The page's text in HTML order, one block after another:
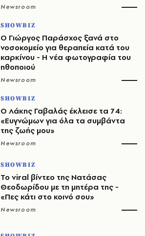
Newsroom
SHOWBIZ
O Γιώργος Παράσχος ξανά στο
νοσοκομείο για θεραπεία κατά του
καρκίνου - Η νέα φωτογραφία του
ηθοποιού
Newsroom
SHOWBIZ
O Λάκης Γαβαλάς έκλεισε τα 74:
«Ευγνώμων για όλα τα συμβάντα
της ζωής μου»
Newsroom
SHOWBIZ
Το viral βίντεο της Νατάσας
Θεοδωρίδου με τη μητέρα της -
«Πες κάτι στο κοινό σου»
Newsroom